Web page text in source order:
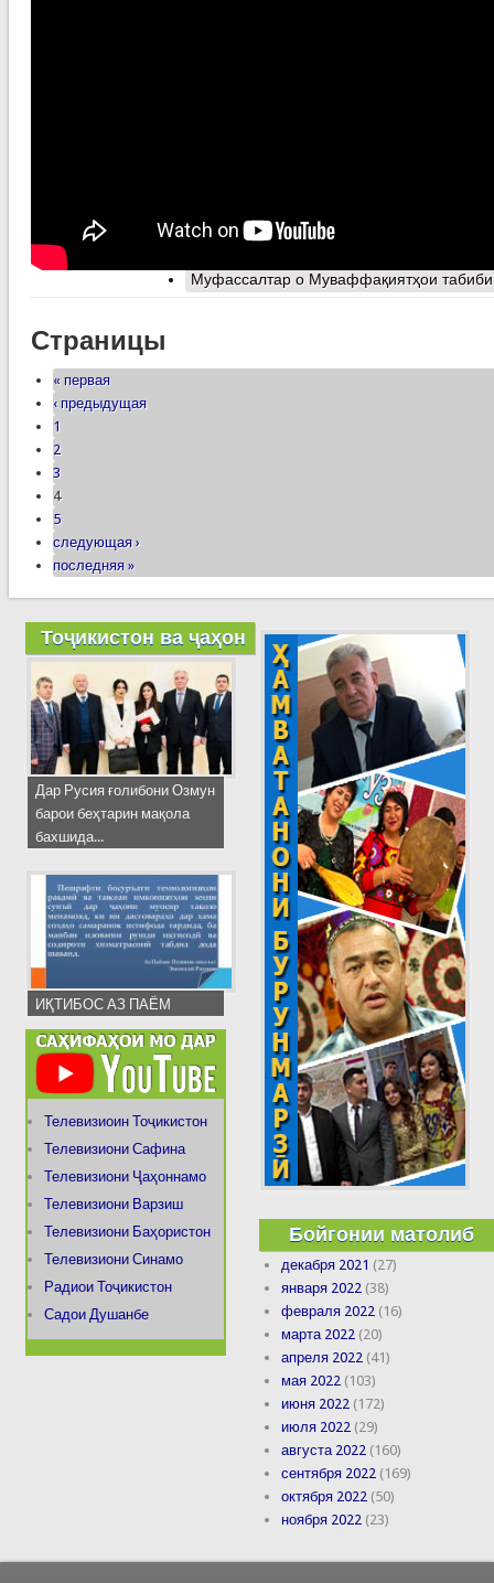
Муфассалтаро Муваффақиятҳои табиби
Страницы
« первая
‹ предыдущая
1
2
3
4
5
следующая ›
последняя »
Тоҷикистон ва ҷаҳон
Дар Русия ғолибони Озмун
барои беҳтарин мақола
бахшида...
ИҚТИБОС АЗ ПАЁМ
Телевизиоин Тоҷикистон
Телевизиони Сафина
Телевизиони Ҷаҳоннамо
Телевизиони Варзиш
Телевизиони Баҳористон
Телевизиони Синамо
Радиои Тоҷикистон
Садои Душанбе
Бойгонии матолиб
декабря 2021 (27)
января 2022 (38)
февраля 2022 (16)
марта 2022 (20)
апреля 2022 (41)
мая 2022 (103)
июня 2022 (172)
июля 2022 (29)
августа 2022 (160)
сентября 2022 (169)
октября 2022 (50)
ноября 2022 (23)